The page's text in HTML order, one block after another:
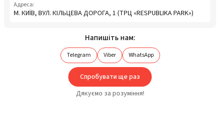
Адреса:
М. КИЇВ, ВУЛ. КІЛЬЦЕВА ДОРОГА, 1 (ТРЦ «RESPUBLIKA PARK»)
Напишіть нам:
Telegram Viber WhatsApp
Спробувати ще раз
Дякуємо за розуміння!